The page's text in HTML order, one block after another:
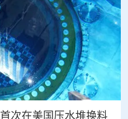
次在美国压水堆换料